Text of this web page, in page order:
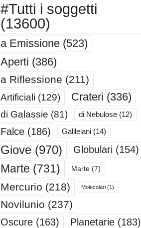
#Tutti i soggetti
(13600)
a Emissione(523)
Aperti (386)
a Riflessione (211)
Artificiali (129) Crateri (336)
di Galassie (81) di Nebulose(12)
Falce(186) Galileiani(14)
Giove(970) Globulari (154)
Marte (731) Marte(7)
Mercurio (218) Molecolari(1)
Novilunio (237)
Oscure(163) Planetarie(183)